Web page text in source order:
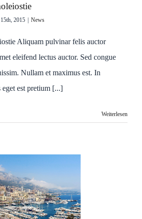
2015 News
Aliquam pulvinar felis auctor
eleifend lectus auctor. Sed congue
Nullam et maximus est. In
est pretium [...]
Weiterlesen